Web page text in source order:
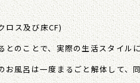
ロス及び床CF)
のことで、実際の生活スタイル
風呂は一度まるごと解体して、